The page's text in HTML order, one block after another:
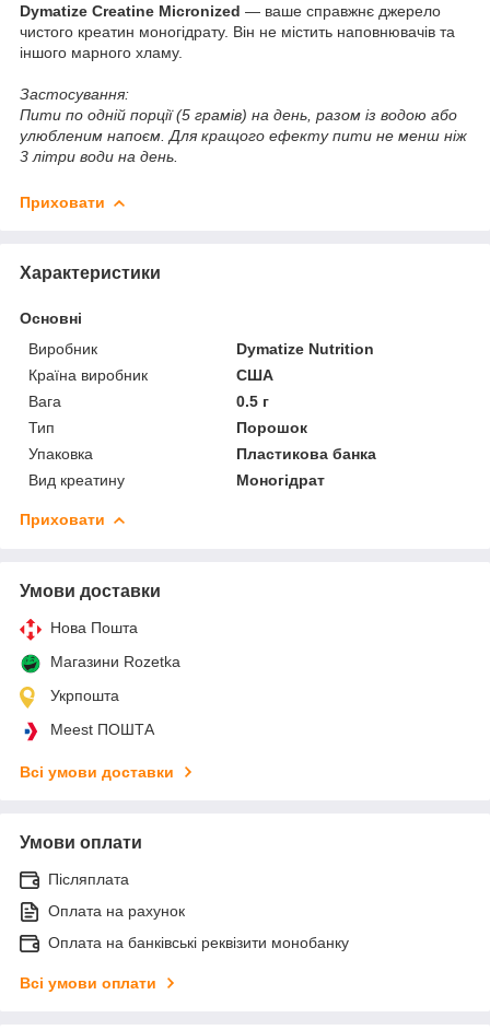
Dymatize Creatine Micronized — ваше справжнє джерело
чистого креатин моногідрату. Він не містить наповнювачів та
іншого марного хламу.
Застосування:
Пити по одній порції (5 грамів) на день, разом із водою або
улюбленим напоєм. Для кращого ефекту пити не менш ніж
3 літри води на день.
Приховати
Характеристики
Основні
Виробник
Dymatize Nutrition
Країна виробник
США
Вага
0.5 г
Тип
Порошок
Упаковка
Пластикова банка
Вид креатину
Моногідрат
Приховати
Умови доставки
Нова Пошта
Магазини Rozetka
Укрпошта
Meest ПОШТА
Всі умови доставки
Умови оплати
Післяплата
Оплата на рахунок
Оплата на банківські реквізити монобанку
Всі умови оплати